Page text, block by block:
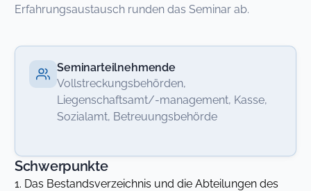
Erfahrungsaustausch runden das Seminar ab.
Seminarteilnehmende
Vollstreckungsbehörden,
Liegenschaftsamt/-management, Kasse,
Sozialamt, Betreuungsbehörde
Schwerpunkte
1. Das Bestandsverzeichnis und die Abteilungen des